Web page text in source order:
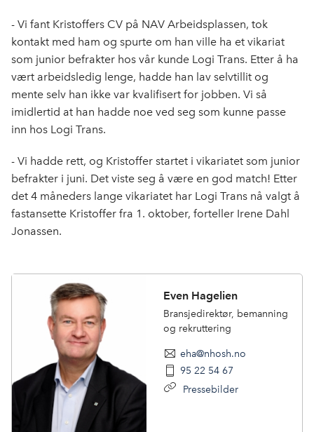
- Vi fant Kristoffers CV på NAV Arbeidsplassen, tok
kontakt med ham og spurte om han ville ha et vikariat
som junior befrakter hos vår kunde Logi Trans. Etter å ha
vært arbeidsledig lenge, hadde han lav selvtillit og
mente selv han ikke var kvalifisert for jobben. Vi så
imidlertid at han hadde noe ved seg som kunne passe
inn hos Logi Trans.
- Vi hadde rett, og Kristoffer startet i vikariatet som junior
befrakter i juni. Det viste seg å være en god match! Etter
det 4 måneders lange vikariatet har Logi Trans nå valgt å
fastansette Kristoffer fra 1. oktober, forteller Irene Dahl
Jonassen.
Even Hagelien
Bransjedirektør, bemanning
og rekruttering
eha@nhosh.no
95 22 54 67
Pressebilder